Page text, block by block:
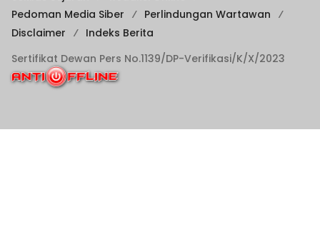
Pedoman Media Siber
Perlindungan Wartawan
Disclaimer
Indeks Berita
Sertifikat Dewan Pers No.1139/DP-Verifikasi/K/X/2023